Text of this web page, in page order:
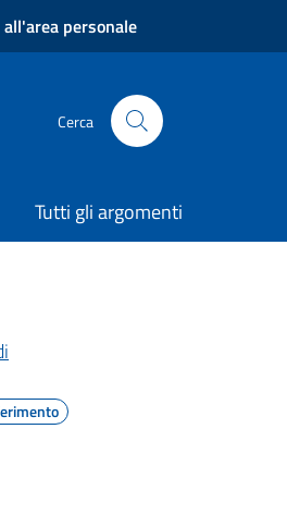
all'area personale
Cerca
Tutti gli argomenti